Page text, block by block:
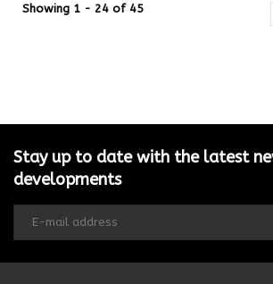
Showing 1 - 24 of 45
Stay up to date with the latest
developments